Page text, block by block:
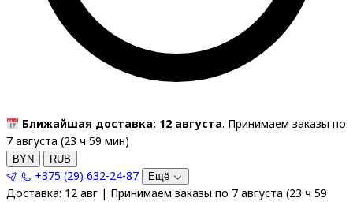
Ближайшая доставка: 12 августа. Принимаем заказы по
7 августа (23 ч 59 мин)
BYN RUB
+375 (29) 632-24-87 Ещё
Доставка: 12 авг | Принимаем заказы по 7 августа (23 ч 59